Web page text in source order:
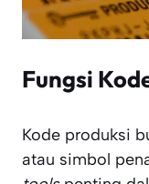
Fungsi
Kode produksi
atau simbol